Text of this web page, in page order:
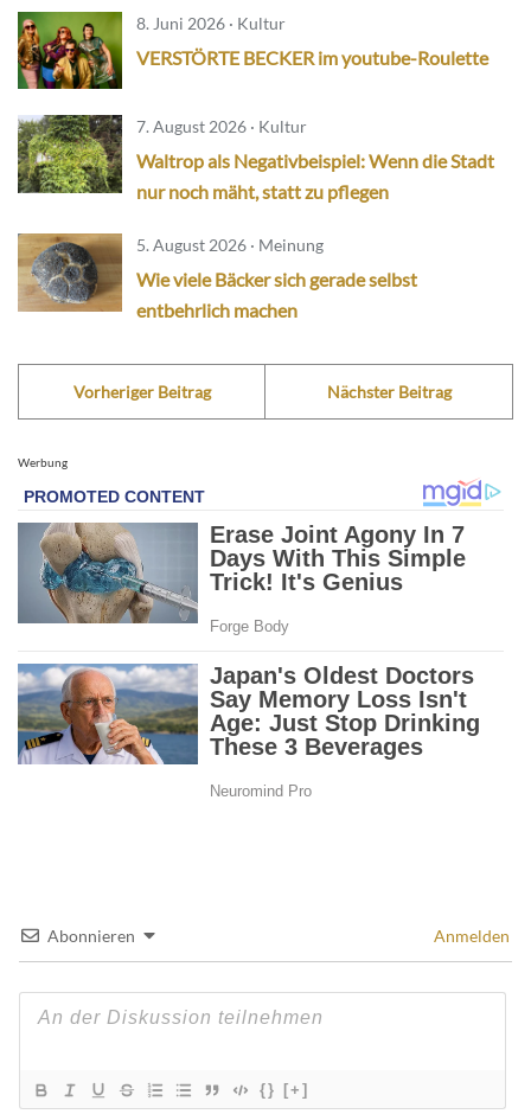
8. Juni 2026 · Kultur
VERSTÖRTE BECKER im youtube-Roulette
7. August 2026 · Kultur
Waltrop als Negativbeispiel: Wenn die Stadt
nur noch mäht, statt zu pflegen
5. August 2026 · Meinung
Wie viele Bäcker sich gerade selbst
entbehrlich machen
Vorheriger Beitrag Nächster Beitrag
Werbung
Abonnieren Anmelden
{} [+]